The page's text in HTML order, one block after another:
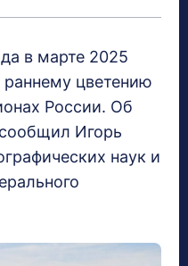
в марте 2025
цветению
России. Об
Игорь
наук и